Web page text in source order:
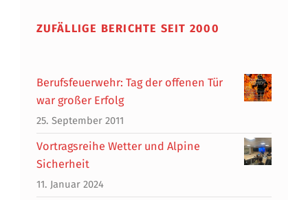
ZUFÄLLIGE BERICHTE SEIT 2000
Berufsfeuerwehr: Tag der offenen Tür
war großer Erfolg
25. September 2011
Vortragsreihe Wetter und Alpine
Sicherheit
11. Januar 2024